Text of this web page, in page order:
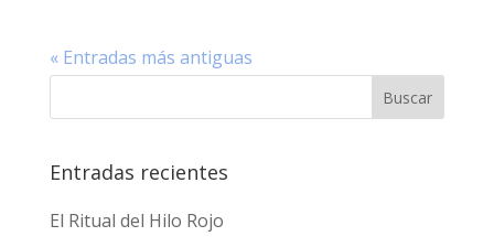
« Entradas más antiguas
Entradas recientes
El Ritual del Hilo Rojo